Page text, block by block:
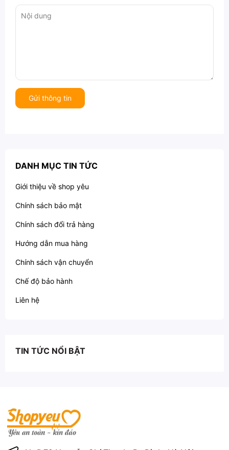
Gửi thông tin
DANH MỤC TIN TỨC
Giới thiệu về shop yêu
Chính sách bảo mật
Chính sách đổi trả hàng
Hướng dẫn mua hàng
Chính sách vận chuyển
Chế độ bảo hành
Liên hệ
TIN TỨC NỔI BẬT